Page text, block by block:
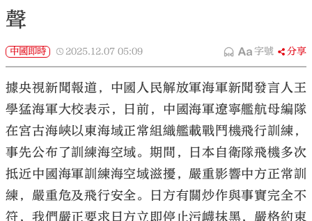
聲
中國即時 2025.12.07 05:09 字號 分享
據央視新聞報道，中國人民解放軍海軍新聞發言人王
學猛海軍大校表示，日前，中國海軍遼寧艦航母編隊
在宮古海峽以東海域正常組織艦載戰鬥機飛行訓練，
事先公布了訓練海空域。期間，日本自衛隊飛機多次
抵近中國海軍訓練海空域滋擾，嚴重影響中方正常訓
練，嚴重危及飛行安全。日方有關炒作與事實完全不
符，我們嚴正要求日方立即停止污衊抹黑，嚴格約束